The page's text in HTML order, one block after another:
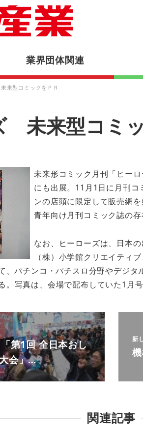
業界団体関連
来型コミックをＰＲ
未来型コミ
未来形コミック月刊「ヒー
にも出展。11月1日に月刊コ
ンの店頭に限定して販売網
青年向け月刊コミック誌の存
なお、ヒーローズは、日本
（株）小学館クリエイティ
、パチンコ・パチスロ分野やデジ
。写真は、会場で配布していた1月号
第1回 全日本おし
会」…
新
関連記事